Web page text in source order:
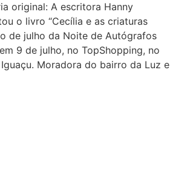
original: A escritora Hanny
o livro “Cecília e as criaturas
de julho da Noite de Autógrafos
9 de julho, no TopShopping, no
Moradora do bairro da Luz e